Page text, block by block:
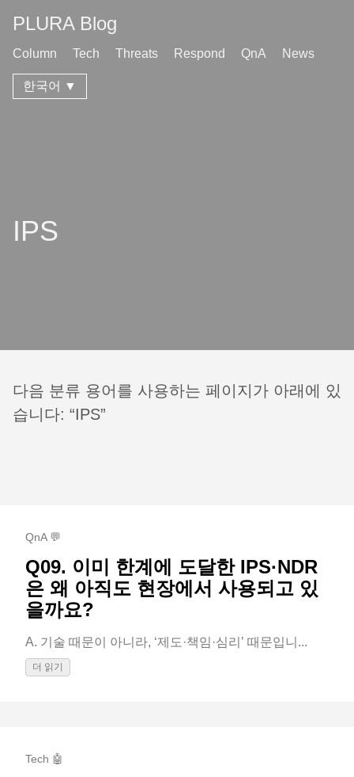
PLURA Blog
Column Tech Threats Respond QnA News
한국어 ▼
IPS
다음 분류 용어를 사용하는 페이지가 아래에 있
습니다: “IPS”
QnA 💬
Q09. 이미 한계에 도달한 IPS·NDR
은 왜 아직도 현장에서 사용되고 있
을까요?
A. 기술 때문이 아니라, ‘제도·책임·심리’ 때문입니...
더 읽기
Tech 🤖